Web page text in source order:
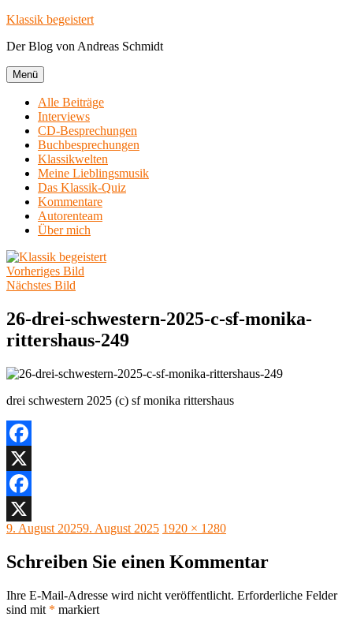
Zum
springen
Klassik begeistert
Der Blog von Andreas Schmidt
Menü
Alle Beiträge
Interviews
CD-Besprechungen
Buchbesprechungen
Klassikwelten
Meine Lieblingsmusik
Das Klassik-Quiz
Kommentare
Autorenteam
Über mich
Vorheriges Bild
Nächstes Bild
26-drei-schwestern-2025-c-sf-monika-
rittershaus-249
drei schwestern 2025 (c) sf monika rittershaus
Facebook
X
Facebook
X
Veröffentlicht
9. August 20259. August 2025 Originalgröße
1920 × 1280
Schreiben Sie einen Kommentar
Ihre E-Mail-Adresse wird nicht veröffentlicht. Erforderliche Felder
sind mit * markiert